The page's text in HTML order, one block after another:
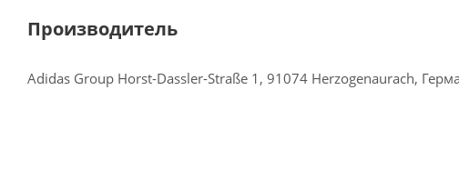
Производитель
Adidas Group Horst-Dassler-Straße 1, 91074 Herzogenaurach,